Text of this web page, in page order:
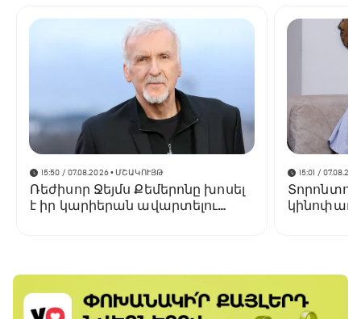
15:50 / 07.08.2026• ՄՇԱԿՈՒՅԹ
Ռեժիսոր Ջեյմս Քեմերոնը խոսել
է իր կարիերան ավարտելու
15:01 /